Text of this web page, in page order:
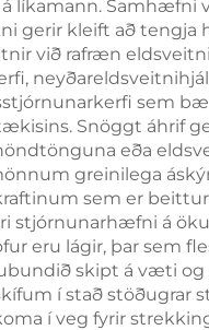
líkamann. Samhæfni
gerir kleift að tengja
við rafræn
sem
Snöggt áhrif
eða
greinilega
sem er
stjórnunarhæfni á
eru lágir, þar sem
skipt á væti og
í stað stöðugrar
í veg fyrir